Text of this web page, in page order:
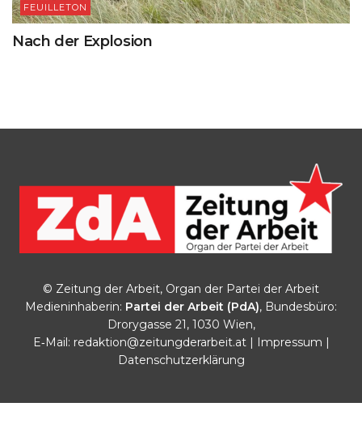
FEUILLETON
Nach der Explosion
© Zeitung der Arbeit, Organ der Partei der Arbeit
Medieninhaberin: Partei der Arbeit (PdA), Bundesbüro:
Drorygasse 21, 1030 Wien,
E‑Mail: redaktion@zeitungderarbeit.at| Impressum |
Datenschutzerklärung